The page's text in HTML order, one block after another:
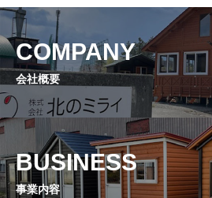
COMPANY
会社概要
BUSINESS
事業内容